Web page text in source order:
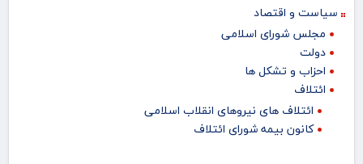
سیاست و اقتصاد
مجلس شورای اسلامی
دولت
احزاب و تشکل ها
ائتلاف
ائتلاف های نیروهای انقلاب اسلامی
کانون بیمه شورای ائتلاف